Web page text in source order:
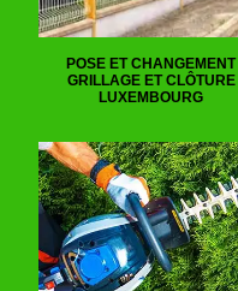
POSE ET CHANGEMENT
GRILLAGE ET CLÔTURE
LUXEMBOURG